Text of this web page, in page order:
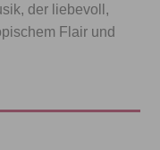
der liebevoll,
Flair und